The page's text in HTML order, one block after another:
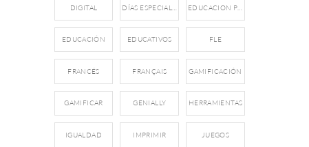
DIGITAL
EDUCACIÓN EDUCATIVOS FLE
FRANCÉS FRANÇAIS GAMIFICACIÓN
GAMIFICAR GENIALLY HERRAMIENTAS
IGUALDAD IMPRIMIR JUEGOS